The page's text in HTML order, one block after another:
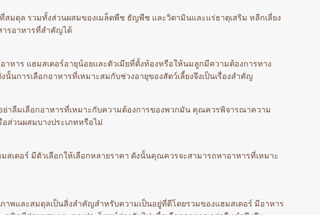
สมดุล รวมทั้งส่วนผสมของเมล็ดพืช ธัญพืช และวิตามินและแร่ธาตุเสริม หลีกเลี่ยง
ารอาหารที่สำคัญได้
าหาร แฮมสเตอร์อายุน้อยและตัวเมียที่ตั้งท้องหรือให้นมลูกมีความต้องการทาง
นการเลือกอาหารที่เหมาะสมกับช่วงอายุของสัตว์เลี้ยงจึงเป็นเรื่องสำคัญ
าลืมเลือกอาหารที่เหมาะกับความต้องการของพวกมัน คุณควรพิจารณาความ
ส่วนผสมบางประเภทหรือไม่
เตอร์ มีตัวเลือกให้เลือกหลายราคา ดังนั้นคุณควรจะสามารถหาอาหารที่เหมาะ
พและสมดุลเป็นสิ่งสำคัญสำหรับความเป็นอยู่ที่ดีโดยรวมของแฮมสเตอร์ มีอาหาร